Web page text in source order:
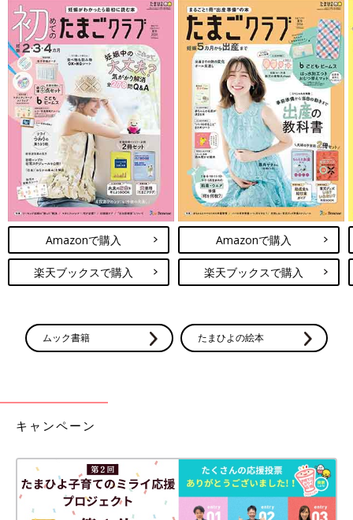
Amazonで購入
楽天ブックスで購入
Amazonで購入
楽天ブックスで購入
ムック書籍 たまひよの絵本
キャンペーン